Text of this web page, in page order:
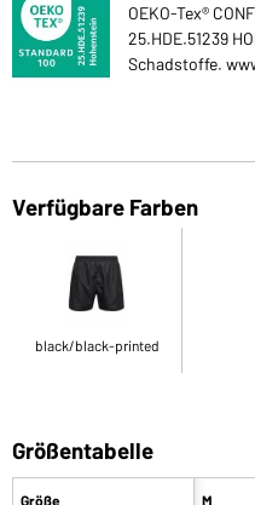
OEKO-Tex®
25.HDE.51239
Schadstoffe.
Verfügbare Farben
black/black-printed
Größentabelle
Größe M